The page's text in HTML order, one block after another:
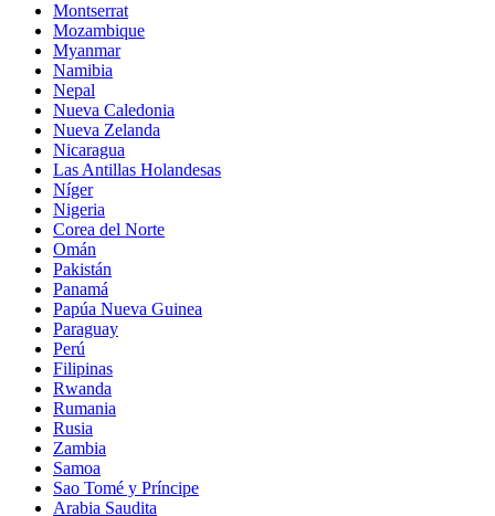
Montserrat
Mozambique
Myanmar
Namibia
Nepal
Nueva Caledonia
Nueva Zelanda
Nicaragua
Las Antillas Holandesas
Níger
Nigeria
Corea del Norte
Omán
Pakistán
Panamá
Papúa Nueva Guinea
Paraguay
Perú
Filipinas
Rwanda
Rumania
Rusia
Zambia
Samoa
Sao Tomé y Príncipe
Arabia Saudita